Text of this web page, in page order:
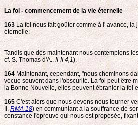
La foi - commencement de la vie éternelle
163La foi nous fait goûter comme à l' avance,
éternelle:
Tandis que dès maintenant nous contemplons
cf. S. Thomas d'A., II-II 4,1).
164 Maintenant, cependant, "nous cheminons
vécue souvent dans l'obscurité. La foi peut être
la Bonne Nouvelle, elles peuvent ébranler la foi
165C'est alors que nous devons nous tourner
II, RMA 18) en communiant à la souffrance de
constance l'épreuve qui nous est proposée,